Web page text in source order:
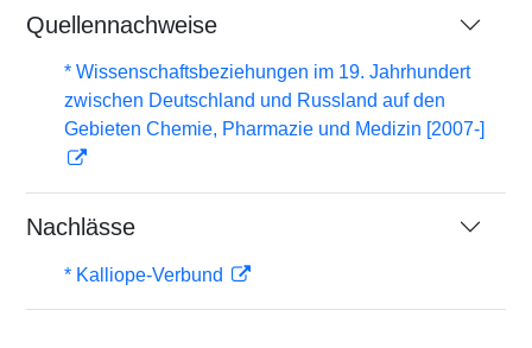
Quellennachweise
* Wissenschaftsbeziehungen im 19. Jahrhundert
zwischen Deutschland und Russland auf den
Gebieten Chemie, Pharmazie und Medizin [2007-]
Nachlässe
* Kalliope-Verbund